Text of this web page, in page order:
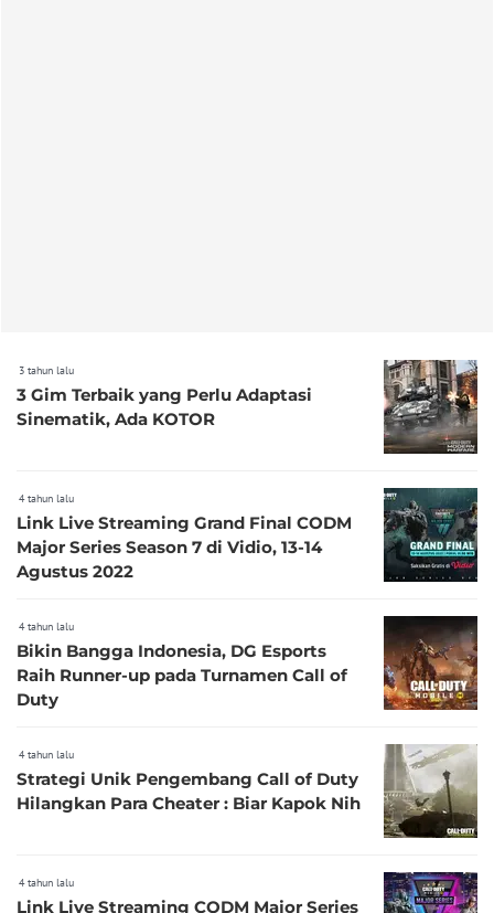
3 tahun lalu
3 Gim Terbaik yang Perlu Adaptasi
Sinematik, Ada KOTOR
4 tahun lalu
Link Live Streaming Grand Final CODM
Major Series Season 7 di Vidio, 13-14
Agustus 2022
4 tahun lalu
Bikin Bangga Indonesia, DG Esports
Raih Runner-up pada Turnamen Call of
Duty
4 tahun lalu
Strategi Unik Pengembang Call of Duty
Hilangkan Para Cheater : Biar Kapok Nih
4 tahun lalu
Link Live Streaming CODM Major Series